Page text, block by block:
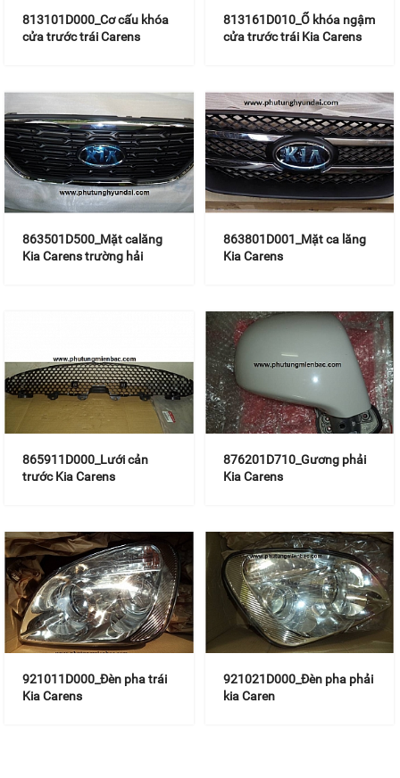
813101D000_Cơ cấu khóa
cửa trước trái Carens
813161D010_Ổ khóa ngậm
cửa trước trái Kia Carens
863501D500_Mặt calăng
Kia Carens trường hải
863801D001_Mặt ca lăng
Kia Carens
865911D000_Lưới cản
trước Kia Carens
876201D710_Gương phải
Kia Carens
921011D000_Đèn pha trái
Kia Carens
921021D000_Đèn pha phải
kia Caren